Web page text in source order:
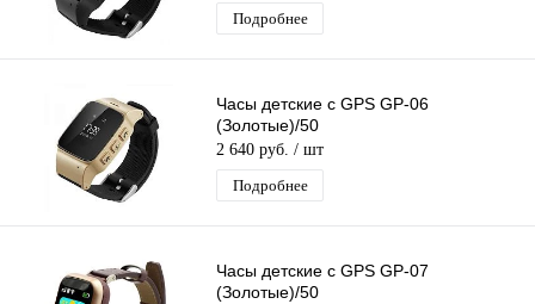
Подробнее
Часы детские с GPS GP-06
(Золотые)/50
2 640 руб. / шт
Подробнее
Часы детские с GPS GP-07
(Золотые)/50